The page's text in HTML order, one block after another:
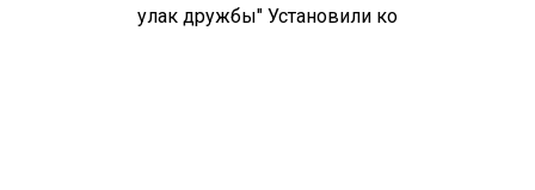
улак дружбы" Установили ко